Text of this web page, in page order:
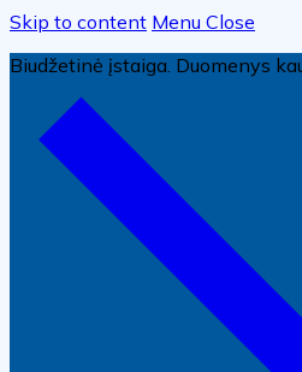
Skip to content Menu Close
Biudžetinė įstaiga. Duomenys